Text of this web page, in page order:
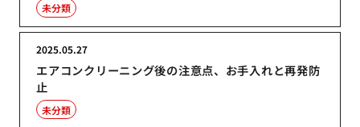
未分類
エアコンクリーニング後の注意点、お手入れと再発防
止
2025.05.27
未分類